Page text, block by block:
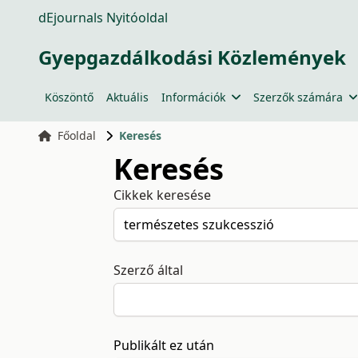
dEjournals Nyitóoldal
Gyepgazdálkodási Közlemények
Köszöntő Aktuális Információk Szerzők számára
Főoldal Keresés
Keresés
Cikkek keresése
Szerző által
Publikált ez után